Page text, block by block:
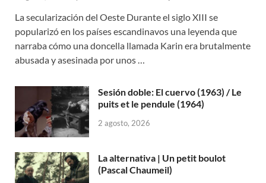
La secularización del Oeste Durante el siglo XIII se
popularizó en los países escandinavos una leyenda que
narraba cómo una doncella llamada Karin era brutalmente
abusada y asesinada por unos …
Sesión doble: El cuervo (1963) / Le
puits et le pendule (1964)
2 agosto, 2026
La alternativa | Un petit boulot
(Pascal Chaumeil)